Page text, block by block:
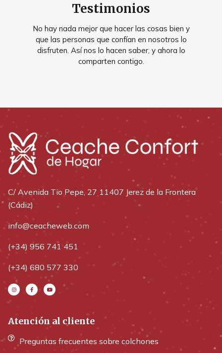
Testimonios
No hay nada mejor que hacer las cosas bien y
que las personas que confían en nosotros lo
disfruten. Así nos lo hacen saber, y ahora lo
comparten contigo.
C/ Avenida Tio Pepe, 27 11407 Jerez de la Frontera
(Cádiz)
info@ceacheweb.com
(+34) 956 741 451
(+34) 680 577 330
Atención al cliente
Preguntas frecuentes sobre colchones